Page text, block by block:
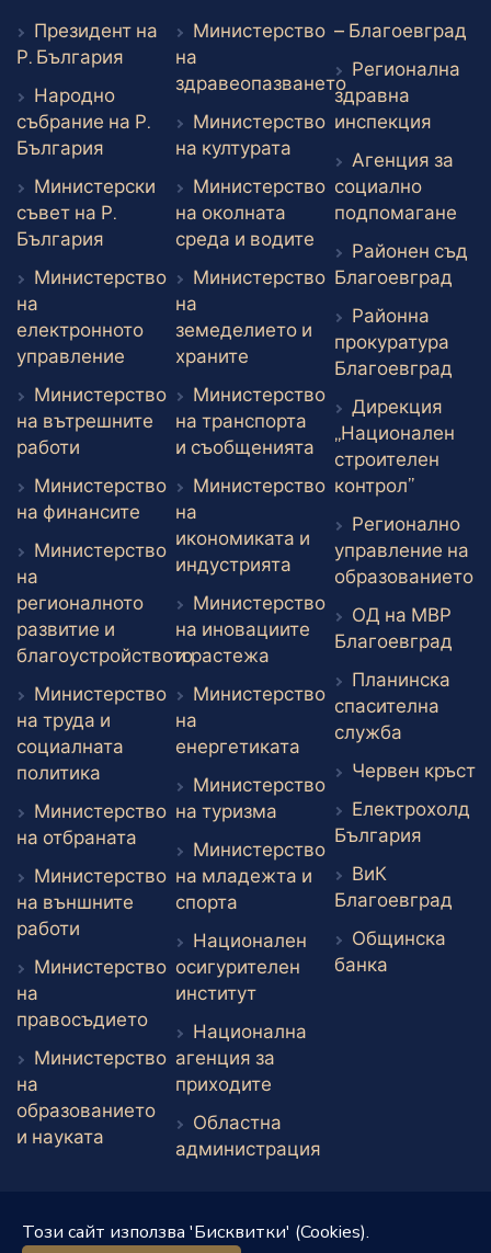
Президент на
Р. България Външен линк
Народно
събрание на Р.
България Външен линк
Министерски
съвет на Р.
България Външен линк
Министерство
на
електронното
управление Външен линк
Министерство
на вътрешните
работи Външен линк
Министерство
на финансите Външен линк
Министерство
на
регионалното
развитие и
благоустройството
Външен линк
Министерство
на труда и
социалната
политика Външен линк
Министерство
на отбраната Външен линк
Министерство
на външните
работи Външен линк
Министерство
на
правосъдиетоВъншен линк
Министерство
на
образованието
и науката Външен линк
Министерство
на
здравеопазването
Външен линк
Министерство
на културата Външен линк
Министерство
на околната
среда и водите Външен линк
Министерство
на
земеделието и
храните Външен линк
Министерство
на транспорта
и съобщенията Външен линк
Министерство
на
икономиката и
индустрията Външен линк
Министерство
на иновациите
и растежа Външен линк
Министерство
на
енергетиката Външен линк
Министерство
на туризма Външен линк
Министерство
на младежта и
спорта Външен линк
Национален
осигурителен
институтВъншен линк
Национална
агенция за
приходите
Областна
администрация
– Благоевград
Регионална
здравна
инспекция
Агенция за
социално
подпомагане
Районен съд
Благоевград
Районна
прокуратура
Благоевград
Дирекция
„Национален
строителен
контрол”Външен
Регионално
управление на
образованието
ОД на МВР
Благоевград
Планинска
спасителна
служба
Червен кръст
Електрохолд
България
ВиК
Благоевград
Общинска
банка
Този сайт използва 'Бисквитки' (Cookies).